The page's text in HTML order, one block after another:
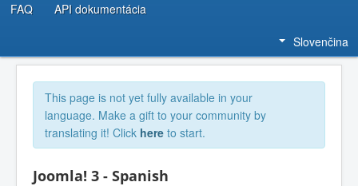
FAQ API dokumentácia
Slovenčina
This page is not yet fully available in your
language. Make a gift to your community by
translating it! Click here to start.
Joomla! 3 - Spanish